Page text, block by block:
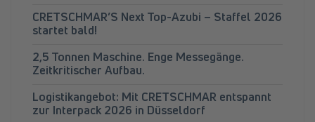
CRETSCHMAR’S Next Top-Azubi – Staffel 2026
startet bald!
2,5 Tonnen Maschine. Enge Messegänge.
Zeitkritischer Aufbau.
Logistikangebot: Mit CRETSCHMAR entspannt
zur Interpack 2026 in Düsseldorf